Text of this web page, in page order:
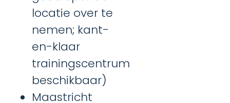
locatie over te
nemen; kant-
en-klaar
trainingscentrum
beschikbaar)
Maastricht